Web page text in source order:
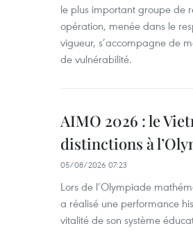
le plus important groupe de
opération, menée dans le
vigueur, s’accompagne de
de vulnérabilité.
AIMO 2026 : le
distinctions à
05/08/2026 07:23
Lors de l’Olympiade
a réalisé une performance
vitalité de son système